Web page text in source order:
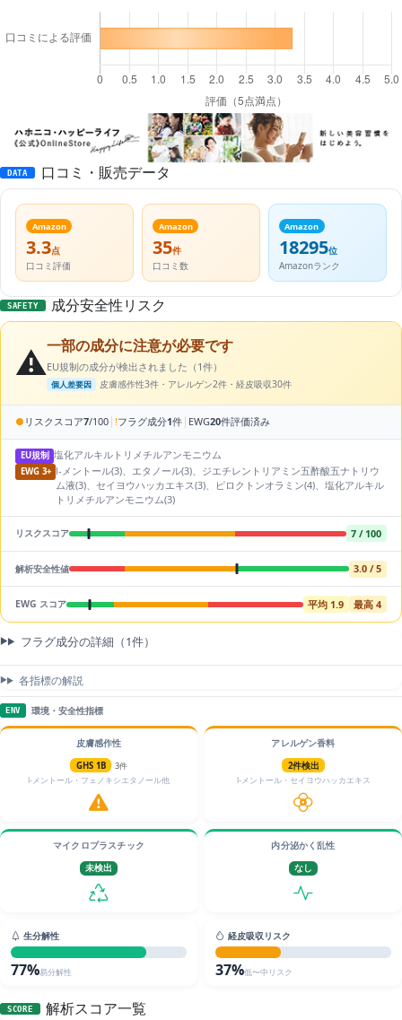
DATA 口コミ・販売データ
Amazon
3.3点
口コミ評価
Amazon
35件
口コミ数
Amazon
18295位
Amazonランク
SAFETY 成分安全性リスク
⚠️一部の成分に注意が必要です
EU規制の成分が検出されました（1件）
個人差要因 皮膚感作性3件・アレルゲン2件・経皮吸収30件
● リスクスコア7/100 | !フラグ成分1件 | EWG20件評価済み
EU規制 塩化アルキルトリメチルアンモニウム
EWG 3+ l-メントール(3)、エタノール(3)、ジエチレントリアミン五酢酸五ナトリウ
ム液(3)、セイヨウハッカエキス(3)、ピロクトンオラミン(4)、塩化アルキル
トリメチルアンモニウム(3)
リスクスコア 7 / 100
解析安全性値 3.0 / 5
EWG スコア 平均 1.9 最高 4
フラグ成分の詳細（1件）
各指標の解説
ENV 環境・安全性指標
皮膚感作性
GHS 1B
3件
l-メントール・フェノキシエタノール他
アレルゲン香料
2件検出
l-メントール・セイヨウハッカエキス
マイクロプラスチック
未検出
内分泌かく乱性
なし
生分解性
77%易分解性
経皮吸収リスク
37%低〜中リスク
SCORE
解析スコア一覧